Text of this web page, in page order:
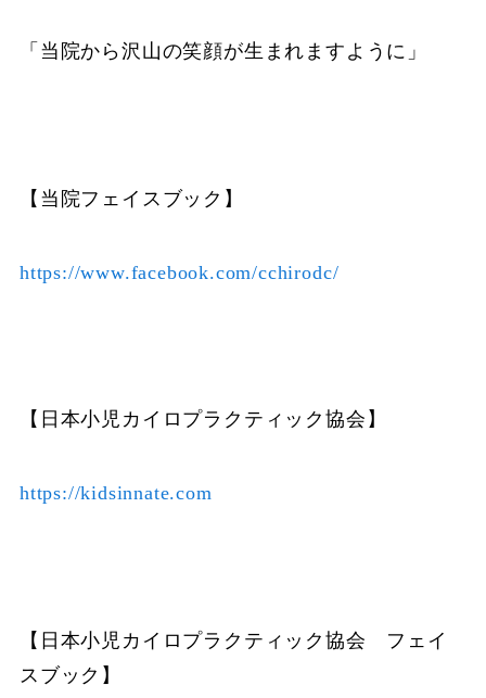
「当院から沢山の笑顔が生まれますように」
【当院フェイスブック】
https://www.facebook.com/cchirodc/
【日本小児カイロプラクティック協会】
https://kidsinnate.com
【日本小児カイロプラクティック協会 フェイ
スブック】